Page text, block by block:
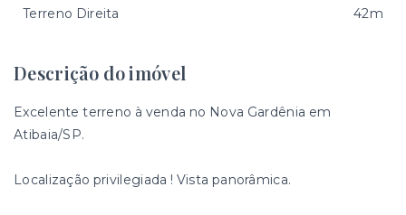
Descrição do imóvel
Excelente terreno à venda no Nova Gardênia em
Atibaia/SP.
Localização privilegiada ! Vista panorâmica.
Terreno Direita 42m